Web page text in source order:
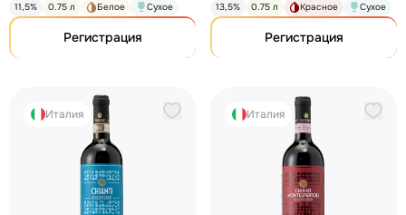
11,5% 0.75 л Белое Сухое
Регистрация
RISVEGLIO VALVIRGINIO
13,5% 0.75 л Красное Сухое
Регистрация
Италия Италия